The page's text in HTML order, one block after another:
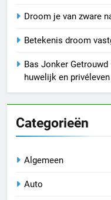
Droom je van zware
Betekenis droom
Bas Jonker
huwelijk en privéleven
Categorieën
Algemeen
Auto